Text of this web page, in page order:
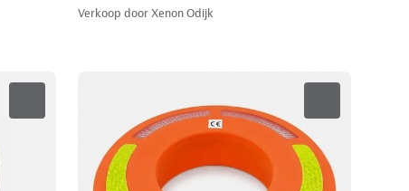
Verkoop doorXenon Odijk